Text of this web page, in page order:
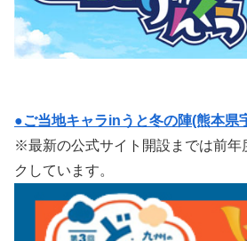
●ご当地キャラinうと冬の陣(熊本県
※最新の公式サイト開設までは前年
クしています。